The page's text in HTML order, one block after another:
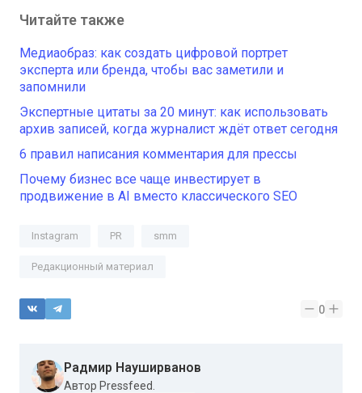
Читайте также
Медиаобраз: как создать цифровой портрет
эксперта или бренда, чтобы вас заметили и
запомнили
Экспертные цитаты за 20 минут: как использовать
архив записей, когда журналист ждёт ответ сегодня
6 правил написания комментария для прессы
Почему бизнес все чаще инвестирует в
продвижение в AI вместо классического SEO
Instagram PR smm
Редакционный материал
0
Радмир Науширванов
Автор Pressfeed.